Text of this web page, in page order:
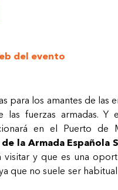
del evento
para los amantes de las
las fuerzas armadas. Y
en el Puerto de
la Armada Española
visitar y que es una
que no suele ser